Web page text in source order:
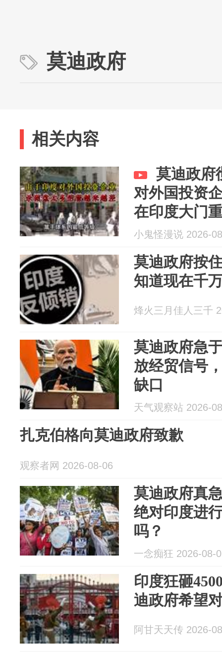
莫迪政府
相关内容
莫迪政府
对外国投资
在印度大门
小鬼怪漫说 2026-
莫迪政府按
知道现在千
烽火三月佳人三千
莫迪政府急
放经贸信号
缺口
天气观察站 2026-
扎克伯格向莫迪政府致歉
观察者网 2026-08-06
莫迪政府真
绝对印度进
吗？
一念痴狂 2026-08-
印度狂砸
迪政府希望
阿甘天天传 2026-